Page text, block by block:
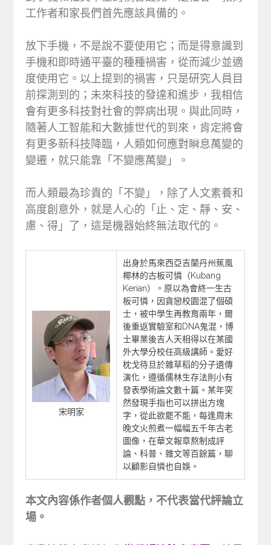
工作者和家長們首先應該具備的。
放下手機，不是說不要使用它；而是得意識到
手機和即時通平臺的種種禍害，從而減少並適
度使用它。以上提到的禍害，只是研究人員目
前探測到的；未來科技的發達和進步，我相信
會有更多科技對社會的弊病出現。與此同時，
隨著人工智能和大數據世代的到來，肯定將會
有更多新科技降臨，人類如何應對瞬息萬變的
變遷，就只能靠「不變應萬變」。
而人類最為珍貴的「不變」，除了人文素養和
高度創意外，就是人心的「止、定、靜、安、
慮、得」了，這是機器始終無法取代的。
宋明家
出身於馬來西亞吉蘭丹州蕉風
椰林的古板可憐（Kubang
Kerian）。原以為會終一生古
板可憐，因貪戀校園混了個碩
士，被中學生再教育兩年，爾
後重返實驗室和DNA鬼混，博
士畢業後吉人天相得以在某國
外大學分校任高級講師。愛好
枕戈待旦於雜草稻的分子遺傳
演化，遵循儒林生存法則小有
發表學術論文數十篇。某年突
然發現手指也可以拼出方塊
字，從此欲罷不能，每逢周末
晚文火煎煮一幅幅五千年古老
圖像，在華文報章熬制成評
論、科普、雜文等百餘篇，聊
以顧影自憐也自娛。
本文內容係作者個人觀點，不代表當代評論立
場。